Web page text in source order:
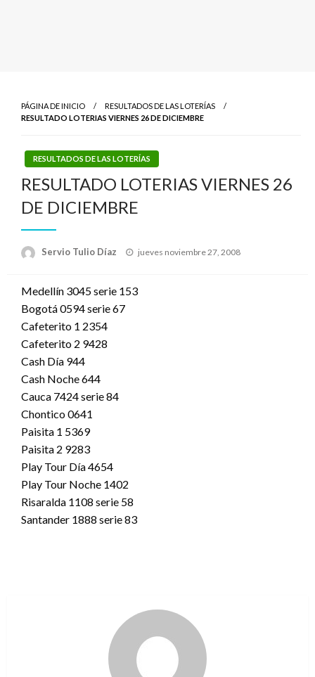
PÁGINA DE INICIO
RESULTADOS DE LAS LOTERÍAS
RESULTADO LOTERIAS VIERNES 26 DE DICIEMBRE
RESULTADOS DE LAS LOTERÍAS
RESULTADO LOTERIAS VIERNES 26
DE DICIEMBRE
Servio Tulio Díaz
Publicado
jueves noviembre 27, 2008
Medellín 3045 serie 153
Bogotá 0594 serie 67
Cafeterito 1 2354
Cafeterito 2 9428
Cash Día 944
Cash Noche 644
Cauca 7424 serie 84
Chontico 0641
Paisita 1 5369
Paisita 2 9283
Play Tour Día 4654
Play Tour Noche 1402
Risaralda 1108 serie 58
Santander 1888 serie 83